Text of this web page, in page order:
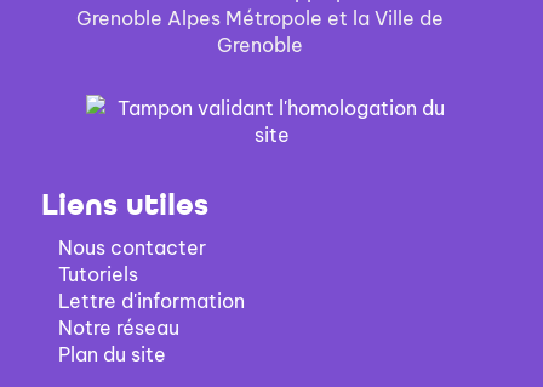
Grenoble Alpes Métropole et la Ville de
Grenoble
Liens utiles
Nous contacter
Tutoriels
Lettre d'information
Notre réseau
Plan du site